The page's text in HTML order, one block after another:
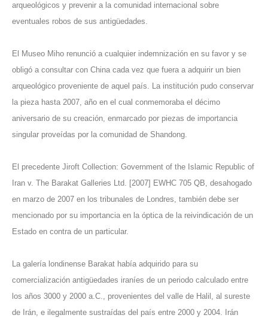
arqueológicos y prevenir a la comunidad internacional sobre
eventuales robos de sus antigüedades.
El Museo Miho renunció a cualquier indemnización en su favor y se
obligó a consultar con China cada vez que fuera a adquirir un bien
arqueológico proveniente de aquel país. La institución pudo conservar
la pieza hasta 2007, año en el cual conmemoraba el décimo
aniversario de su creación, enmarcado por piezas de importancia
singular proveídas por la comunidad de Shandong.
El precedente Jiroft Collection: Government of the Islamic Republic of
Iran v. The Barakat Galleries Ltd. [2007] EWHC 705 QB, desahogado
en marzo de 2007 en los tribunales de Londres, también debe ser
mencionado por su importancia en la óptica de la reivindicación de un
Estado en contra de un particular.
La galería londinense Barakat había adquirido para su
comercialización antigüedades iraníes de un periodo calculado entre
los años 3000 y 2000 a.C., provenientes del valle de Halil, al sureste
de Irán, e ilegalmente sustraídas del país entre 2000 y 2004. Irán